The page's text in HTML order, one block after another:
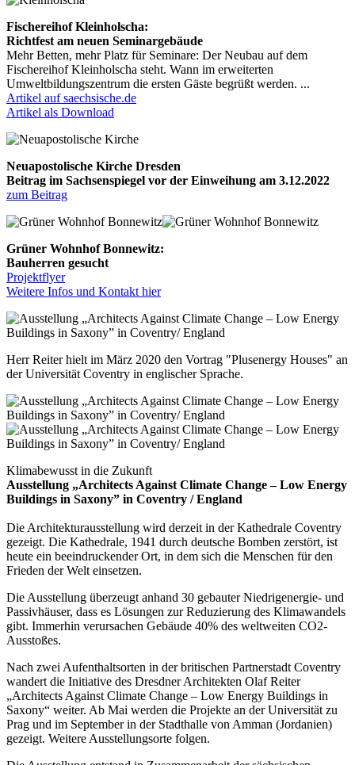
Fischereihof Kleinholscha:
Richtfest am neuen Seminargebäude
Mehr Betten, mehr Platz für Seminare: Der Neubau auf dem
Fischereihof Kleinholscha steht. Wann im erweiterten
Umweltbildungszentrum die ersten Gäste begrüßt werden. ...
Artikel auf saechsische.de
Artikel als Download
Neuapostolische Kirche Dresden
Beitrag im Sachsenspiegel vor der Einweihung am 3.12.2022
zum Beitrag
Grüner Wohnhof Bonnewitz:
Bauherren gesucht
Projektflyer
Weitere Infos und Kontakt hier
Herr Reiter hielt im März 2020 den Vortrag "Plusenergy Houses" an
der Universität Coventry in englischer Sprache.
Klimabewusst in die Zukunft
Ausstellung „Architects Against Climate Change – Low Energy
Buildings in Saxony” in Coventry / England
Die Architekturausstellung wird derzeit in der Kathedrale Coventry
gezeigt. Die Kathedrale, 1941 durch deutsche Bomben zerstört, ist
heute ein beeindruckender Ort, in dem sich die Menschen für den
Frieden der Welt einsetzen.
Die Ausstellung überzeugt anhand 30 gebauter Niedrigenergie- und
Passivhäuser, dass es Lösungen zur Reduzierung des Klimawandels
gibt. Immerhin verursachen Gebäude 40% des weltweiten CO2-
Ausstoßes.
Nach zwei Aufenthaltsorten in der britischen Partnerstadt Coventry
wandert die Initiative des Dresdner Architekten Olaf Reiter
„Architects Against Climate Change – Low Energy Buildings in
Saxony“ weiter. Ab Mai werden die Projekte an der Universität zu
Prag und im September in der Stadthalle von Amman (Jordanien)
gezeigt. Weitere Ausstellungsorte folgen.